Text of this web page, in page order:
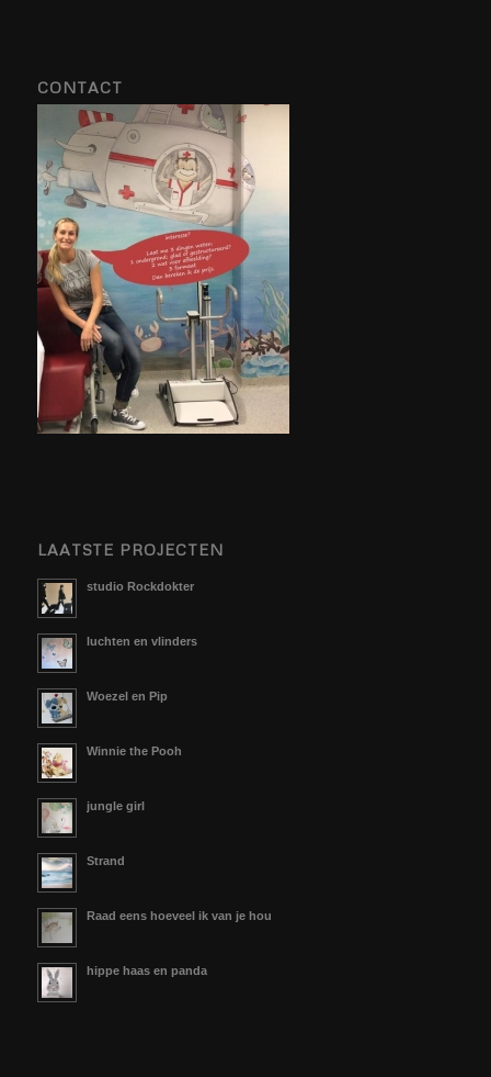
CONTACT
LAATSTE PROJECTEN
studio Rockdokter
luchten en vlinders
Woezel en Pip
Winnie the Pooh
jungle girl
Strand
Raad eens hoeveel ik van je hou
hippe haas en panda